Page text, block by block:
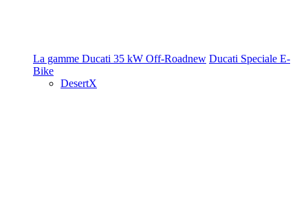
La gamme Ducati 35 kW Off-Roadnew Ducati Speciale E-
Bike
DesertX